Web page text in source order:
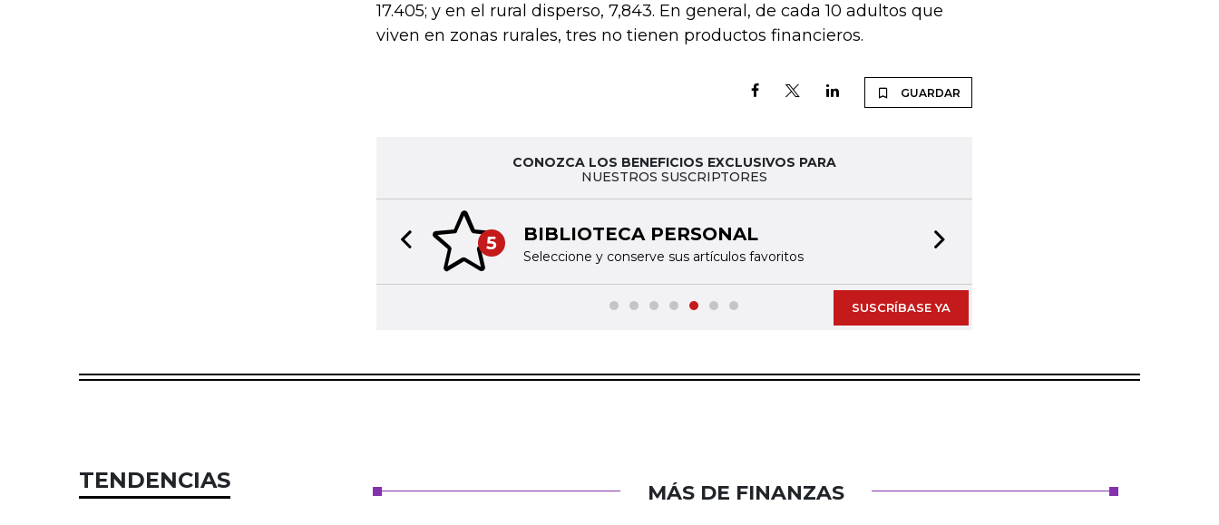
17.405; y en el rural disperso, 7,843. En general, de cada 10 adultos que
viven en zonas rurales, tres no tienen productos financieros.
GUARDAR
CONOZCA LOS BENEFICIOS EXCLUSIVOS PARA
NUESTROS SUSCRIPTORES
5 BIBLIOTECA PERSONAL
Seleccione y conserve sus artículos favoritos
Previous slide
SUSCRÍBASE YA
TENDENCIAS MÁS DE FINANZAS